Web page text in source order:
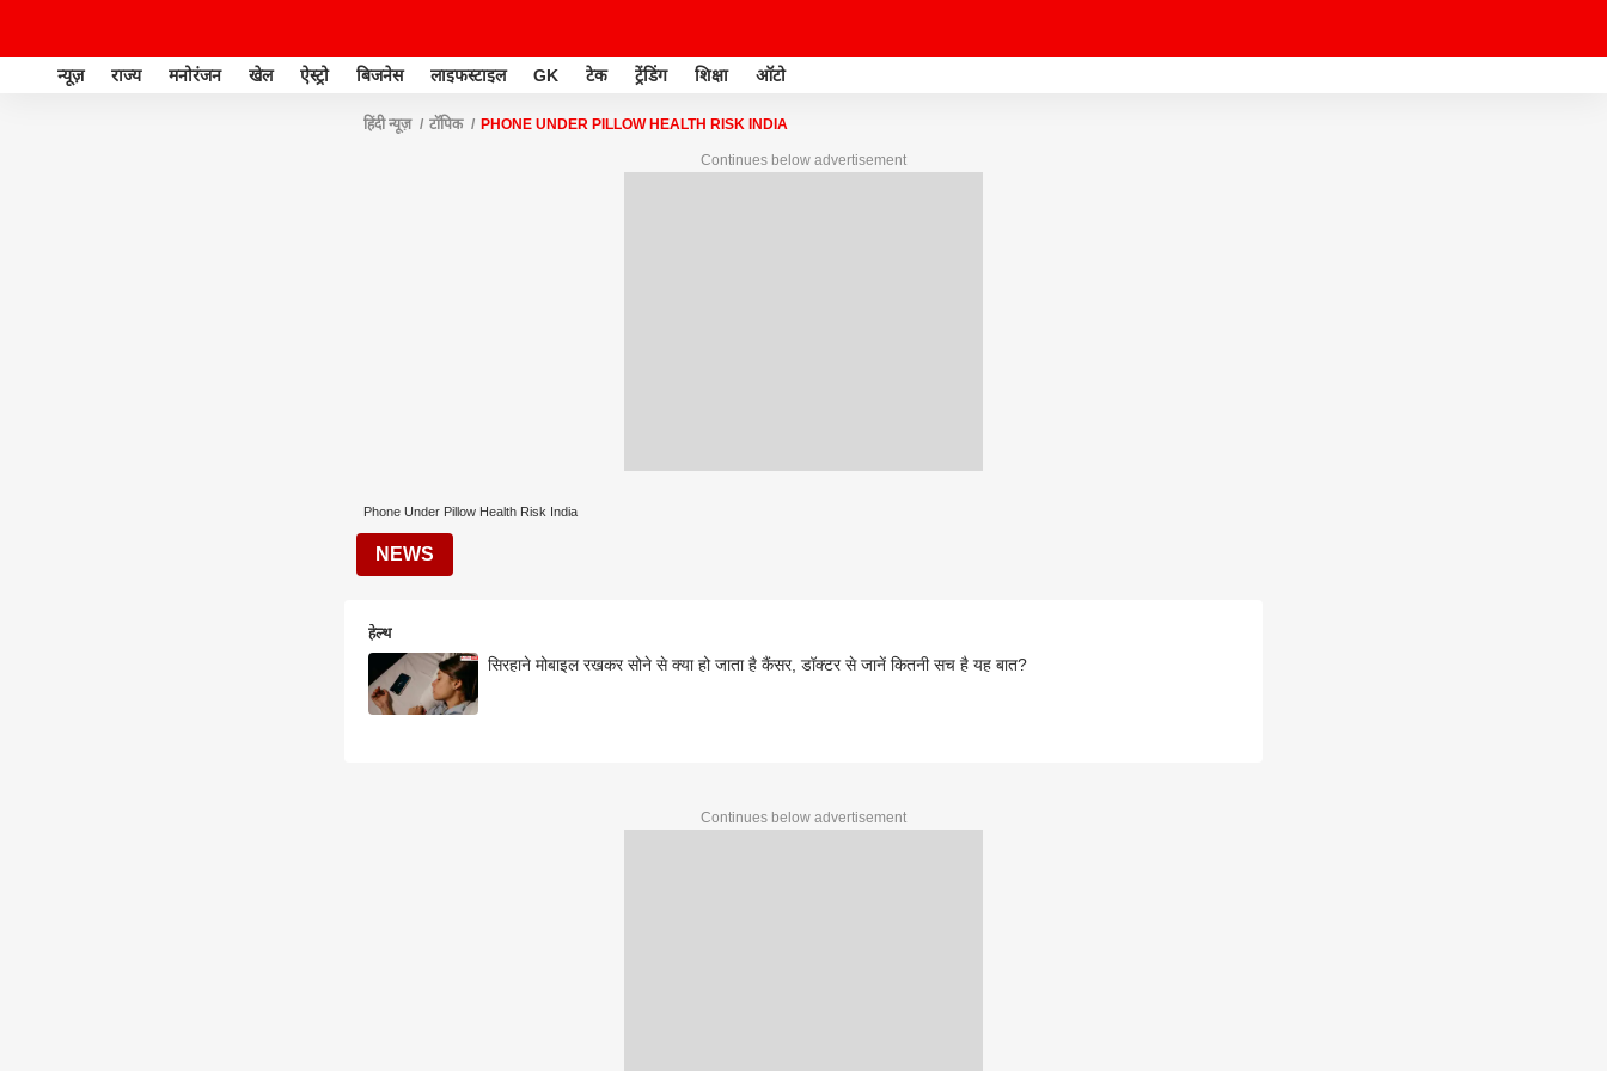
न्यूज़ राज्य मनोरंजन खेल ऐस्ट्रो बिजनेस लाइफस्टाइल GK टेक ट्रेंडिंग शिक्षा ऑटो
हिंदी न्यूज़ टॉपिक PHONE UNDER PILLOW HEALTH RISK INDIA
Continues below advertisement
Phone Under Pillow Health Risk India
NEWS
हेल्थ
सिरहाने मोबाइल रखकर सोने से क्या हो जाता है कैंसर, डॉक्टर से जानें कितनी सच है यह बात?
Continues below advertisement